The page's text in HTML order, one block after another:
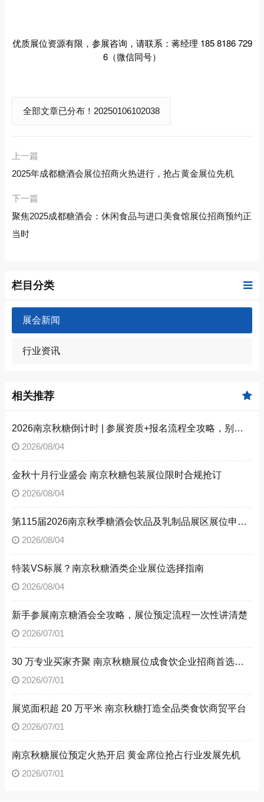
优质展位资源有限，参展咨询，请联系： 蒋经理 185 8186 729
6（微信同号）
全部文章已分布！20250106102038
上一篇
2025年成都糖酒会展位招商火热进行，抢占黄金展位先机
下一篇
聚焦2025成都糖酒会：休闲食品与进口美食馆展位招商预约正
当时
栏目分类
展会新闻
行业资讯
相关推荐
2026南京秋糖倒计时 | 参展资质+报名流程全攻略，别因手续不全错失良机（附材料清单）
2026/08/04
金秋十月行业盛会 南京秋糖包装展位限时合规抢订
2026/08/04
第115届2026南京秋季糖酒会饮品及乳制品展区展位申请技巧
2026/08/04
特装VS标展？南京秋糖酒类企业展位选择指南
2026/08/04
新手参展南京糖酒会全攻略，展位预定流程一次性讲清楚
2026/07/01
30 万专业买家齐聚 南京秋糖展位成食饮企业招商首选阵地
2026/07/01
展览面积超 20 万平米 南京秋糖打造全品类食饮商贸平台
2026/07/01
南京秋糖展位预定火热开启 黄金席位抢占行业发展先机
2026/07/01